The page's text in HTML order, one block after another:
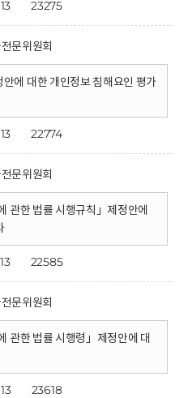
23275
문위원회
안에 대한 개인정보 침해요인 평가
22774
문위원회
관한 법률 시행규칙」제정안에
22585
문위원회
관한 법률 시행령」제정안에 대
23618